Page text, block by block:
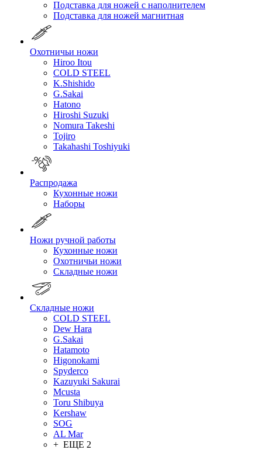
Подставка для ножей с наполнителем
Подставка для ножей магнитная
Охотничьи ножи
Hiroo Itou
COLD STEEL
K.Shishido
G.Sakai
Hatono
Hiroshi Suzuki
Nomura Takeshi
Tojiro
Takahashi Toshiyuki
Распродажа
Кухонные ножи
Наборы
Ножи ручной работы
Кухонные ножи
Охотничьи ножи
Складные ножи
Складные ножи
COLD STEEL
Dew Hara
G.Sakai
Hatamoto
Higonokami
Spyderco
Kazuyuki Sakurai
Mcusta
Toru Shibuya
Kershaw
SOG
AL Mar
+ ЕЩЕ 2